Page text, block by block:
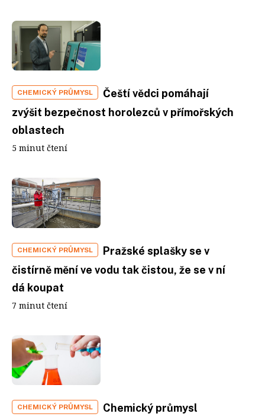
CHEMICKÝ PRŮMYSL
Čeští vědci pomáhají
zvýšit bezpečnost horolezců v přímořských
oblastech
5 minut čtení
CHEMICKÝ PRŮMYSL
Pražské splašky se v
čistírně mění ve vodu tak čistou, že se v ní
dá koupat
7 minut čtení
CHEMICKÝ PRŮMYSL
Chemický průmysl